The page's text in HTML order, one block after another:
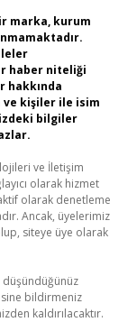
marka, kurum
haber niteliği
hakkında
ve kişiler ile isim
bilgiler
ve İletişim
olarak hizmet
olarak denetleme
Ancak, üyelerimiz
siteye üye olarak
düşündüğünüz
bildirmeniz
kaldırılacaktır.